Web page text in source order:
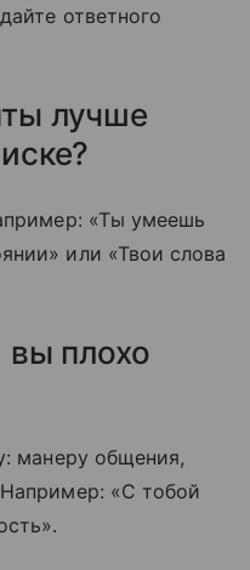
ответного
лучше
«Ты умеешь
или «Твои слова
вы плохо
манеру общения,
«С тобой